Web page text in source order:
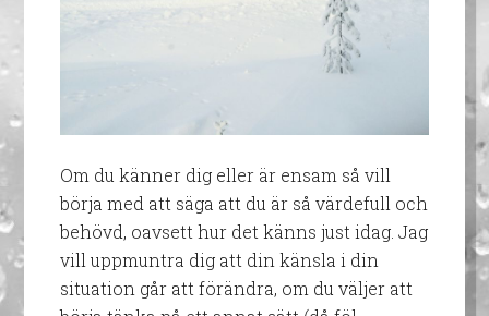
Om du känner dig eller är ensam så vill
börja med att säga att du är så värdefull och
behövd, oavsett hur det känns just idag. Jag
vill uppmuntra dig att din känsla i din
situation går att förändra, om du väljer att